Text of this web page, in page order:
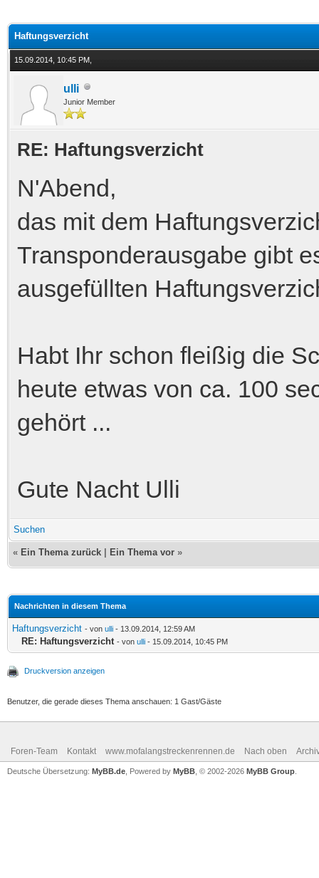
Haftungsverzicht
15.09.2014, 10:45 PM,
ulli
Junior Member
RE: Haftungsverzicht
N'Abend,
das mit dem
Transponderausgabe gibt
ausgefüllten
Habt Ihr schon fleißig die
heute etwas von ca. 100
gehört ...
Gute Nacht Ulli
Suchen
« Ein Thema zurück Ein Thema vor »
Nachrichten in diesem Thema
Haftungsverzicht - von ulli - 13.09.2014, 12:59 AM
RE: Haftungsverzicht - von ulli - 15.09.2014, 10:45 PM
Druckversion anzeigen
Benutzer, die gerade dieses Thema anschauen: 1 Gast/Gäste
Foren-Team Kontakt www.mofalangstreckenrennen.de Nach oben
Deutsche Übersetzung: MyBB.de , Powered by MyBB , © 2002-2026 MyBB Group